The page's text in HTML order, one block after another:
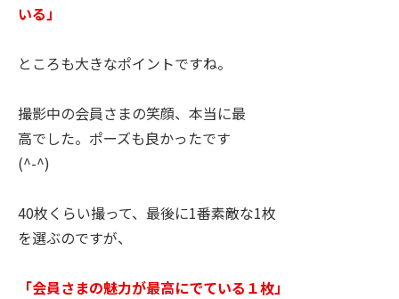
いる」
ところも大きなポイントですね。
撮影中の会員さまの笑顔、本当に最
高でした。ポーズも良かったです
(^-^)
40枚くらい撮って、最後に1番素敵な1枚
を選ぶのですが、
「会員さまの魅力が最高にでている１枚」